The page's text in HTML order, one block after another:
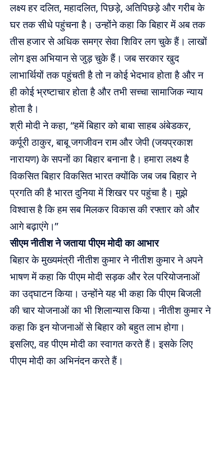
लक्ष्य हर दलित, महादलित, पिछड़े, अतिपिछड़े और गरीब के
घर तक सीधे पहुंचना है। उन्होंने कहा कि बिहार में अब तक
तीस हजार से अधिक समग्र सेवा शिविर लग चुके हैं। लाखों
लोग इस अभियान से जुड़ चुके हैं। जब सरकार खुद
लाभार्थियों तक पहुंचती है तो न कोई भेदभाव होता है और न
ही कोई भ्रष्टाचार होता है और तभी सच्चा सामाजिक न्याय
होता है।
श्री मोदी ने कहा, “हमें बिहार को बाबा साहब अंबेडकर,
कर्पूरी ठाकुर, बाबू जगजीवन राम और जेपी (जयप्रकाश
नारायण) के सपनों का बिहार बनाना है। हमारा लक्ष्य है
विकसित बिहार विकसित भारत क्योंकि जब जब बिहार ने
प्रगति की है भारत दुनिया में शिखर पर पहुंचा है। मुझे
विश्वास है कि हम सब मिलकर विकास की रफ्तार को और
आगे बढ़ाएंगे।”
सीएम नीतीश ने जताया पीएम मोदी का आभार
बिहार के मुख्यमंत्री नीतीश कुमार ने नीतीश कुमार ने अपने
भाषण में कहा कि पीएम मोदी सड़क और रेल परियोजनाओं
का उद्घाटन किया। उन्होंने यह भी कहा कि पीएम बिजली
की चार योजनाओं का भी शिलान्यास किया। नीतीश कुमार ने
कहा कि इन योजनाओं से बिहार को बहुत लाभ होगा।
इसलिए, वह पीएम मोदी का स्वागत करते हैं। इसके लिए
पीएम मोदी का अभिनंदन करते हैं।